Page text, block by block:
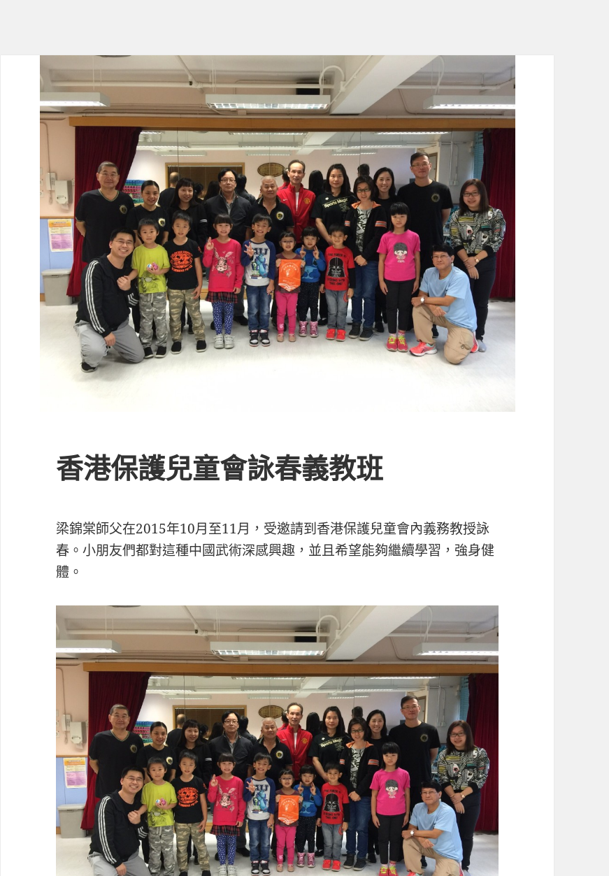
香港保護兒童會詠春義教班
梁錦棠師父在2015年10月至11月，受邀請到香港保護兒童會內義務教授詠
春。小朋友們都對這種中國武術深感興趣，並且希望能夠繼續學習，強身健
體。